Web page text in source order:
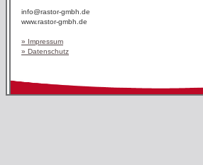
info@rastor-gmbh.de
www.rastor-gmbh.de
» Impressum
» Datenschutz